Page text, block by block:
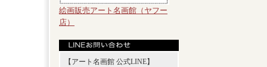
絵画販売アート名画館（ヤフー
店）
【アート名画館 公式LINE】